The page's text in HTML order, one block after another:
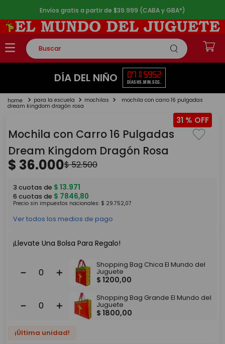
Envíos gratis a partir de $39.999 (CABA y GBA*)
Buscar
TÉRMINOS MÁS BUSCADOS
2.
lego
4.
monopatin
5. toy story
DÍA DEL NIÑO 07
DÍAS
11
HS.
59
MIN.
52
SEG.
para la escuela mochilas mochila con carro 16 pulgadas
dream kingdom dragón rosa
31 %
Mochila con Carro 16 Pulgadas
Dream Kingdom Dragón Rosa
$ 36.000$52.500
3 cuotas de $ 13.971
6 cuotas de $ 7846,80
Precio sin impuestos nacionales: $ 29.752,07
Ver todos los medios de pago
¡Llevate Una Bolsa Para Regalo!
＋
－
Shopping Bag Chica El Mundo del
Juguete
$ 1200,00
＋
－
Shopping Bag Grande El Mundo del
Juguete
$ 1800,00
¡Última unidad!